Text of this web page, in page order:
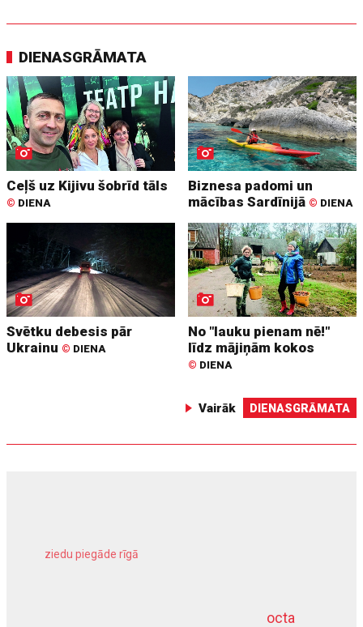
DIENASGRĀMATA
Ceļš uz Kijivu šobrīd tāls
© DIENA
Biznesa padomi un
mācības Sardīnijā © DIENA
Svētku debesis pār
Ukrainu © DIENA
No "lauku pienam nē!"
līdz mājiņām kokos
© DIENA
Vairāk DIENASGRĀMATA
octa
ziedu piegāde rīgā
dziļurbums